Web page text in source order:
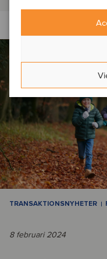
TRANSAKTIONSNYHETER
8 februari 2024